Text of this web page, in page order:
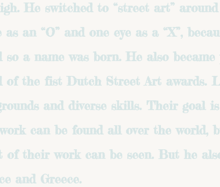
He switched to “street art”
an “O” and one eye as a “X”,
a name was born. He also
of the fist Dutch Street Art awards.
and diverse skills. Their goal
can be found all over the world,
of their work can be seen. But he
and Greece.